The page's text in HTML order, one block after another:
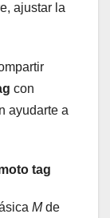
ajustar la
con
ayudarte a
tag
Mde